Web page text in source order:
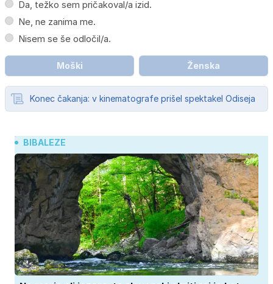
Da, težko sem pričakoval/a izid.
Ne, ne zanima me.
Nisem se še odločil/a.
Moški Ženska
Konec čakanja: v kinematografe prišel spektakel Odiseja
BIBALEZE